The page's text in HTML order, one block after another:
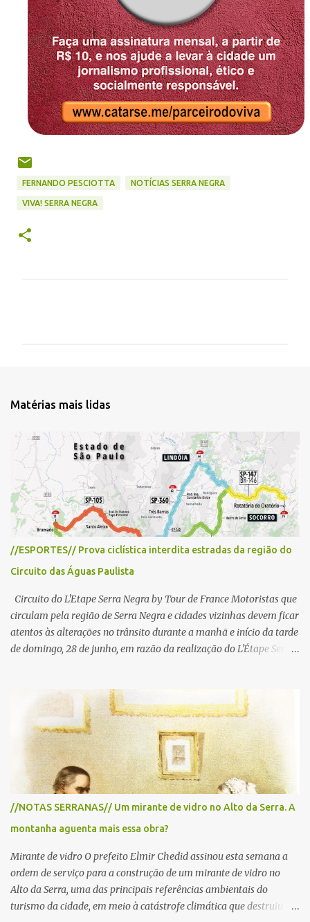
FERNANDO PESCIOTTA NOTÍCIAS SERRA NEGRA
VIVA! SERRA NEGRA
t
i
s
Matérias mais lidas
//ESPORTES// Prova ciclística interdita estradas da região do
Circuito das Águas Paulista
Circuito do L'Etape Serra Negra by Tour de France Motoristas que
circulam pela região de Serra Negra e cidades vizinhas devem ficar
atentos às alterações no trânsito durante a manhã e início da tarde
de domingo, 28 de junho, em razão da realização do L'Étape Serra
reunirá atletas de diferentes regiões do país e terá percursos
passando pelos municípios de Serra Negra, Amparo, Monte Alegre
do Sul, Lindoia e Socorro. Para garantir a segurança dos
participantes e do público, diversos trechos de rodovias e estradas
da região serão interditados temporariamente ao longo da prova.
A largada será na Rua Coronel Pedro Penteado, em Serra Negra,
para cerca de 2.000 ciclistas, às 6h30. De acordo com o
cronograma da organização e de todas as prefeituras envolvidas,
as interdições ocorrerão de forma programada e os trechos serão
//NOTAS SERRANAS// Um mirante de vidro no Alto da Serra. A
montanha aguenta mais essa obra?
Mirante de vidro O prefeito Elmir Chedid assinou esta semana a
ordem de serviço para a construção de um mirante de vidro no
Alto da Serra, uma das principais referências ambientais do
turismo da cidade, em meio à catástrofe climática que destruiu o